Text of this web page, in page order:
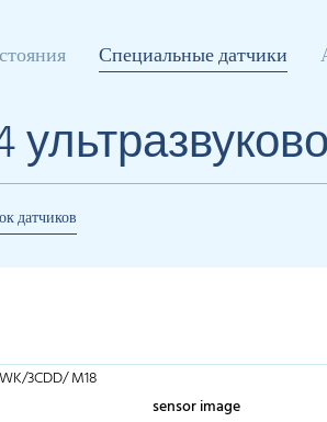
Специальные датчики
датчиков
sensor image